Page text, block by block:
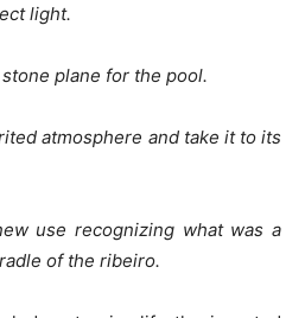
light.
plane for the pool.
atmosphere and take it to its
use recognizing what was a
of the ribeiro.